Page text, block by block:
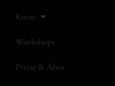
Kurse
Workshops
Preise & Abos